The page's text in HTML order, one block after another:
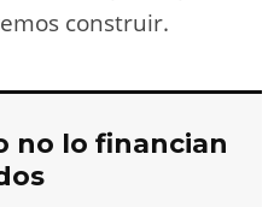
construir.
no lo financian